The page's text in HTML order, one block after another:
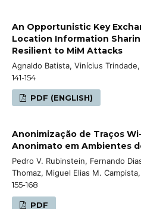
An Opportunistic Key
Location Information
Resilient to MiM Attacks
Agnaldo Batista, Vinícius
141-154
PDF (ENGLISH)
Anonimização de Traços
Anonimato em Ambientes
Pedro V. Rubinstein, Fernando
Thomaz, Miguel Elias M.
155-168
PDF